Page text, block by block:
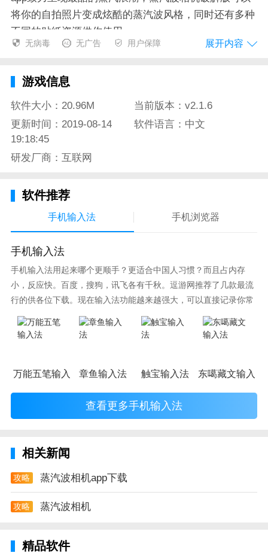
将你的自拍照片变成炫酷的蒸汽波风格，同时还有多种
不同的贴纸资源供你使用。
蒸汽波相机app特色
蒸汽波相机破解版，超现实图片编辑器，打造酷炫的蒸
汽浪潮。
坐上挂满霓虹灯的时光机，带你穿梭到八、九十年代
在蒸汽弥漫的梦中停滞、沉浸
用已脱离肉体的真实感官，在怀旧中感受现代
* 滤镜 / フィルター *
特别的 Lo-Fi 低保真效果
仿佛瞬间穿越回80年代，看着粗糙且跳帧的录像带
迷醉与暗黑的幻觉，让人目眩的同时，也让人无限上瘾
数百张蒸汽波不同风格的贴纸资源
雕塑、海豚、拼贴、80年代的街机与像素风…
我们都一一都为你准备好了
* 模板 / フレーム *
蒸汽波相机精心为你搭配的模板
让你可以更轻松地融入这个浪漫又迷幻的世界
无病毒 无广告 用户保障 展开内容
游戏信息
软件大小：20.96M
当前版本：v2.1.6
更新时间：2019-08-14
19:18:45
软件语言：中文
研发厂商：互联网
软件推荐
手机输入法 手机浏览器
手机输入法
手机输入法用起来哪个更顺手？更适合中国人习惯？而且占内存
小，反应快。百度，搜狗，讯飞各有千秋。逗游网推荐了几款最流
行的供各位下载。现在输入法功能越来越强大，可以直接记录你常
使用的词语，并且还有各种新鲜好玩的表情，一款好的输入法直接
影响到你的打字速度哦。
万能五笔输入法章鱼输入法 触宝输入法 东噶藏文输入法
查看更多手机输入法
相关新闻
攻略 蒸汽波相机app下载
攻略 蒸汽波相机
精品软件